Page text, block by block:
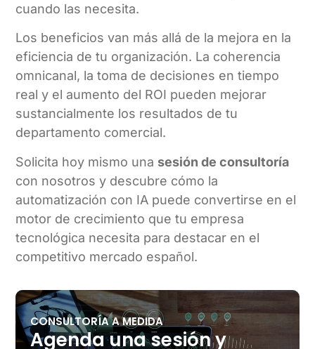
cuando las necesita.
Los beneficios van más allá de la mejora en la
eficiencia de tu organización. La coherencia
omnicanal, la toma de decisiones en tiempo
real y el aumento del ROI pueden mejorar
sustancialmente los resultados de tu
departamento comercial.
Solicita hoy mismo una sesión de consultoría
con nosotros y descubre cómo la
automatización con IA puede convertirse en el
motor de crecimiento que tu empresa
tecnológica necesita para destacar en el
competitivo mercado español.
CONSULTORÍA A MEDIDA
Agenda una sesión y